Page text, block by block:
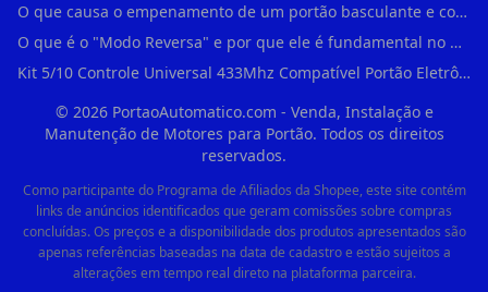
O que causa o empenamento de um portão basculante e como evitar em Campo Belo?
O que é o "Modo Reversa" e por que ele é fundamental no dia a dia em Itapevi?
Kit 5/10 Controle Universal 433Mhz Compatível Portão Eletrônico Garagem Residenc em Pinheiros
© 2026PortaoAutomatico.com - Venda, Instalação e
Manutenção de Motores para Portão. Todos os direitos
reservados.
Como participante do Programa de Afiliados da Shopee, este site contém
links de anúncios identificados que geram comissões sobre compras
concluídas. Os preços e a disponibilidade dos produtos apresentados são
apenas referências baseadas na data de cadastro e estão sujeitos a
alterações em tempo real direto na plataforma parceira.